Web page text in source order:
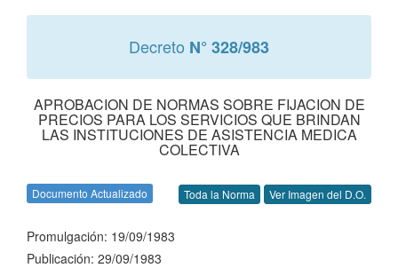
Decreto N° 328/983
APROBACION DE NORMAS SOBRE FIJACION DE
PRECIOS PARA LOS SERVICIOS QUE BRINDAN
LAS INSTITUCIONES DE ASISTENCIA MEDICA
COLECTIVA
Documento Actualizado Toda la Norma Ver Imagen del D.O.
Promulgación: 19/09/1983
Publicación: 29/09/1983